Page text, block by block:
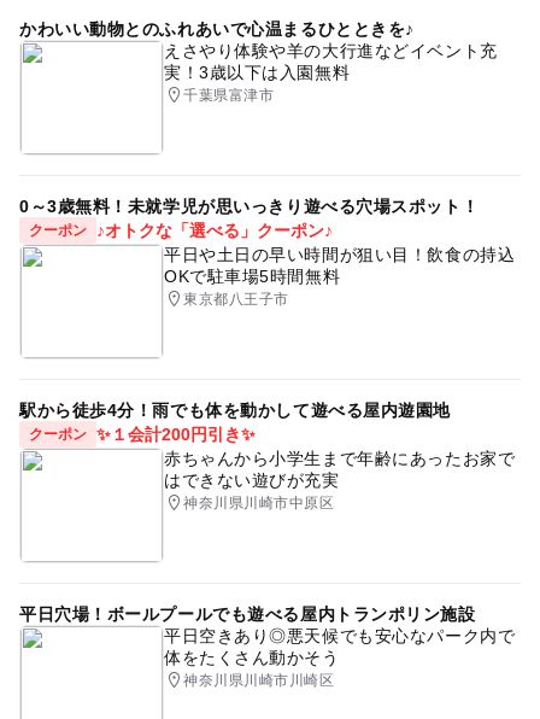
かわいい動物とのふれあいで心温まるひとときを♪
えさやり体験や羊の大行進などイベント充
実！3歳以下は入園無料
千葉県富津市
0～3歳無料！未就学児が思いっきり遊べる穴場スポット！
クーポン
♪オトクな「選べる」クーポン♪
平日や土日の早い時間が狙い目！飲食の持込
OKで駐車場5時間無料
東京都八王子市
駅から徒歩4分！雨でも体を動かして遊べる屋内遊園地
クーポン ✨１会計200円引き✨
赤ちゃんから小学生まで年齢にあったお家で
はできない遊びが充実
神奈川県川崎市中原区
平日穴場！ボールプールでも遊べる屋内トランポリン施設
平日空きあり◎悪天候でも安心なパーク内で
体をたくさん動かそう
神奈川県川崎市川崎区